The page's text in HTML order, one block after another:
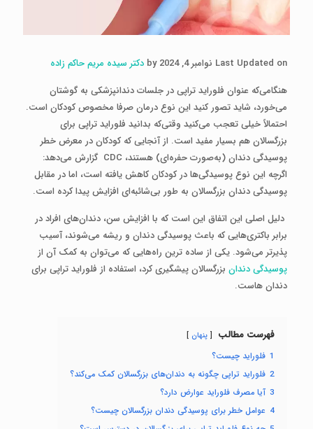
Last Updated on نوامبر 4, 2024 by
دکتر سیده مریم حاکم زاده
هنگامی‌که عنوان فلوراید تراپی در جلسات دندانپزشکی به گوشتان
می‌خورد، شاید تصور کنید این نوع درمان صرفا مخصوص کودکان است.
احتمالاً خیلی تعجب می‌کنید وقتی‌که بدانید فلوراید تراپی برای
بزرگسالان هم بسیار مفید است. از آنجایی‌ که کودکان در معرض خطر
پوسیدگی دندان (به‌صورت حفره‌ای) هستند، CDC گزارش می‌دهد:
اگرچه این نوع پوسیدگی‌ها در کودکان کاهش‌ یافته است، اما در مقابل
پوسیدگی دندان بزرگسالان به ‌طور بی‌شائبه‌ای افزایش پیدا کرده‌ است.
دلیل اصلی این اتفاق این است که با افزایش سن، دندان‌های افراد در
برابر باکتری‌هایی که باعث پوسیدگی دندان و ریشه می‌شوند، آسیب
پذیرتر می‌شود. یکی از ساده ترین راه‌هایی که می‌توان به کمک آن از
پوسیدگی دندانبزرگسالان پیشگیری کرد، استفاده از فلوراید تراپی برای
دندان هاست.
فهرست مطالب پنهان
1 فلوراید چیست؟
2 فلوراید تراپی چگونه به دندان‌های بزرگسالان کمک می‌کند؟
3 آیا مصرف فلوراید عوارض دارد؟
4 عوامل خطر برای پوسیدگی دندان بزرگسالان چیست؟